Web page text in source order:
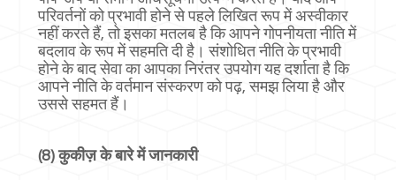
परिवर्तनों को प्रभावी होने से पहले लिखित रूप में अस्वीकार
नहीं करते हैं, तो इसका मतलब है कि आपने गोपनीयता नीति में
बदलाव के रूप में सहमति दी है। संशोधित नीति के प्रभावी
होने के बाद सेवा का आपका निरंतर उपयोग यह दर्शाता है कि
आपने नीति के वर्तमान संस्करण को पढ़, समझ लिया है और
उससे सहमत हैं।
(8) कुकीज़ के बारे में जानकारी